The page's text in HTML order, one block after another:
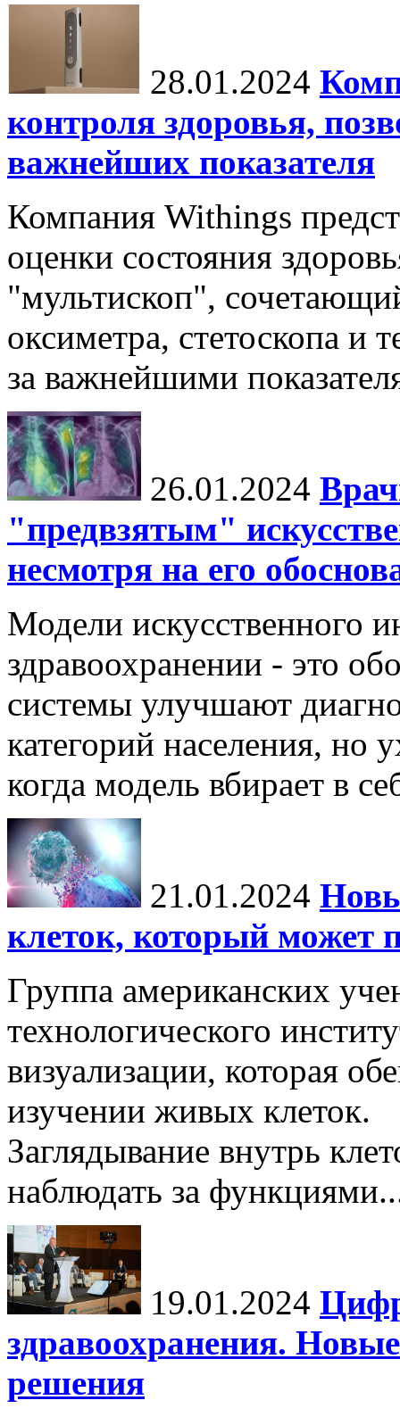
28.01.2024
контроля здоровья,
важнейших показателя
Компания Withings
оценки состояния
"мультископ",
оксиметра, стетоскопа и
за важнейшими
26.01.2024
"предвзятым"
несмотря на его
Модели искусственного
здравоохранении - это
системы улучшают
категорий населения, но
когда модель вбирает в
21.01.2024
клеток, который может
Группа американских
технологического
визуализации, которая
изучении живых клеток.
Заглядывание внутрь
наблюдать за
19.01.2024
здравоохранения.
решения